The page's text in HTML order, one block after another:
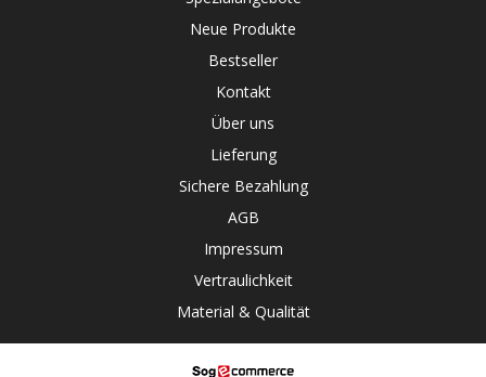
Neue Produkte
Bestseller
Kontakt
Über uns
Lieferung
Sichere Bezahlung
AGB
Impressum
Vertraulichkeit
Material & Qualität